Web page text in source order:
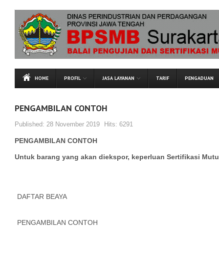
HOME PROFIL JASA LAYANAN TARIF PENGADUAN
PENGAMBILAN CONTOH
Published: 28 November 2019 Hits: 6291
PENGAMBILAN CONTOH
Untuk barang yang akan diekspor, keperluan Sertifikasi
DAFTAR BEAYA
PENGAMBILAN CONTOH